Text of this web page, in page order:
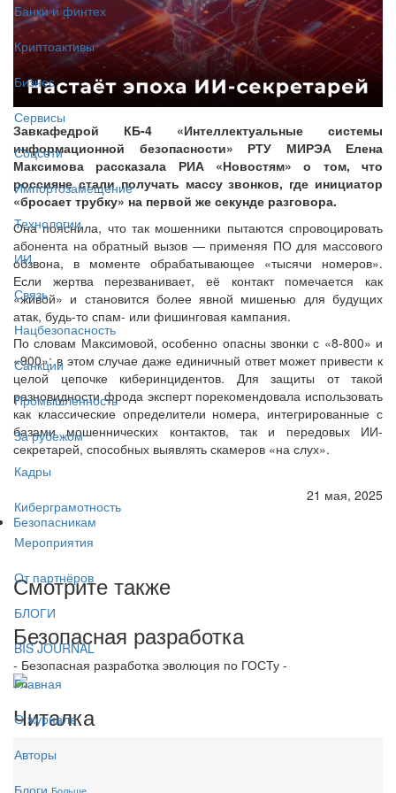
Банки и финтех
Криптоактивы
Бизнес
Сервисы
Соцсети
Импортозамещение
Технологии
ИИ
Связь
Нацбезопасность
Санкции
Промышленность
За рубежом
Кадры
Киберграмотность
Мероприятия
От партнёров
БЛОГИ
BIS JOURNAL
Главная
О журнале
Авторы
Блоги
Завкафедрой КБ-4 «Интеллектуальные системы
информационной безопасности» РТУ МИРЭА Елена
Максимова рассказала РИА «Новостям» о том, что
россияне стали получать массу звонков, где инициатор
«бросает трубку» на первой же секунде разговора.
Она пояснила, что так мошенники пытаются спровоцировать
абонента на обратный вызов — применяя ПО для массового
обзвона, в моменте обрабатывающее «тысячи номеров».
Если жертва перезванивает, её контакт помечается как
«живой» и становится более явной мишенью для будущих
атак, будь-то спам- или фишинговая кампания.
По словам Максимовой, особенно опасны звонки с «8-800» и
«900»: в этом случае даже единичный ответ может привести к
целой цепочке киберинцидентов. Для защиты от такой
разновидности фрода эксперт порекомендовала использовать
как классические определители номера, интегрированные с
базами мошеннических контактов, так и передовых ИИ-
секретарей, способных выявлять скамеров «на слух».
21 мая, 2025
Безопасникам
Смотрите также
Безопасная разработка
- Безопасная разработка эволюция по ГОСТу -
Читалка
Больше...